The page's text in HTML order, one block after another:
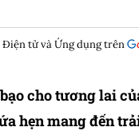
tử và Ứng dụng trên
cho tương lai
hẹn mang đến